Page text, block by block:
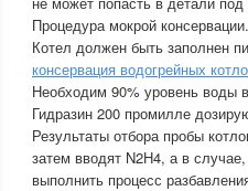
Процедура мокрой консервации.
Котел должен быть заполнен
консервация водогрейных
Необходим 90% уровень воды
Гидразин 200 промилле
Результаты отбора пробы
затем вводят N2H4, а в
выполнить процесс